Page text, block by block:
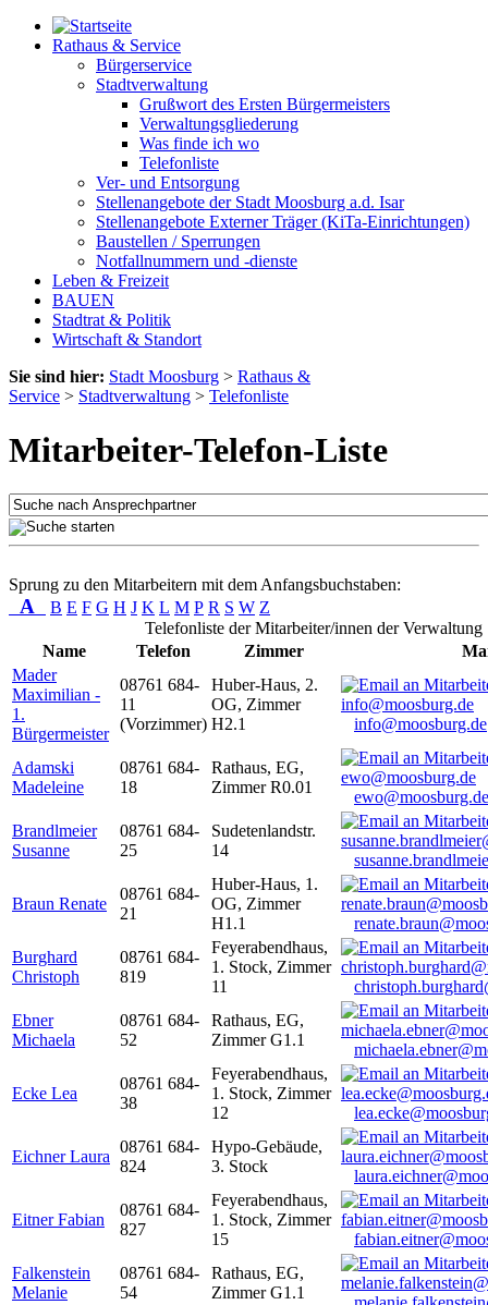
Rathaus & Service
Bürgerservice
Stadtverwaltung
Grußwort des Ersten Bürgermeisters
Verwaltungsgliederung
Was finde ich wo
Telefonliste
Ver- und Entsorgung
Stellenangebote der Stadt Moosburg a.d. Isar
Stellenangebote Externer Träger (KiTa-Einrichtungen)
Baustellen / Sperrungen
Notfallnummern und -dienste
Leben & Freizeit
BAUEN
Stadtrat & Politik
Wirtschaft & Standort
Sie sind hier: Stadt Moosburg > Rathaus &
Service > Stadtverwaltung > Telefonliste
Mitarbeiter-Telefon-Liste
Sprung zu den Mitarbeitern mit dem Anfangsbuchstaben:
A B E F G H J K L M P R S W Z
Telefonliste der Mitarbeiter/innen der Verwaltung
Name
Telefon Zimmer
Mader
Maximilian -
1.
Bürgermeister
08761 684-
11
(Vorzimmer)
Huber-Haus, 2.
OG, Zimmer
H2.1
info@moosburg.de
Adamski
Madeleine
08761 684-
18
Rathaus, EG,
Zimmer R0.01
ewo@moosburg.de
Brandlmeier
Susanne
08761 684-
25
Sudetenlandstr.
14
Braun Renate
08761 684-
21
Huber-Haus, 1.
OG, Zimmer
H1.1
Burghard
Christoph
08761 684-
819
Feyerabendhaus,
1. Stock, Zimmer
11
Ebner
Michaela
08761 684-
52
Rathaus, EG,
Zimmer G1.1
Ecke Lea
08761 684-
38
Feyerabendhaus,
1. Stock, Zimmer
12
Eichner Laura
08761 684-
824
Hypo-Gebäude,
3. Stock
Eitner Fabian
08761 684-
827
Feyerabendhaus,
1. Stock, Zimmer
15
Falkenstein
Melanie
08761 684-
54
Rathaus, EG,
Zimmer G1.1